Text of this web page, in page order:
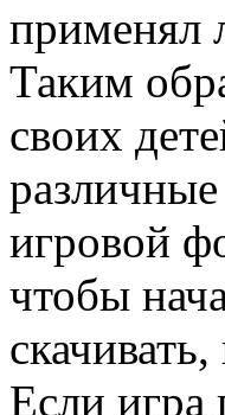
применял
Таким
своих
игровой
чтобы
Если игра